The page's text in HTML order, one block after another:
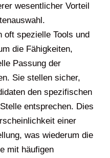
wesentlicher Vorteil
oft spezielle Tools und
die Fähigkeiten,
Passung der
Sie stellen sicher,
den spezifischen
entsprechen. Dies
einer
was wiederum die
mit häufigen